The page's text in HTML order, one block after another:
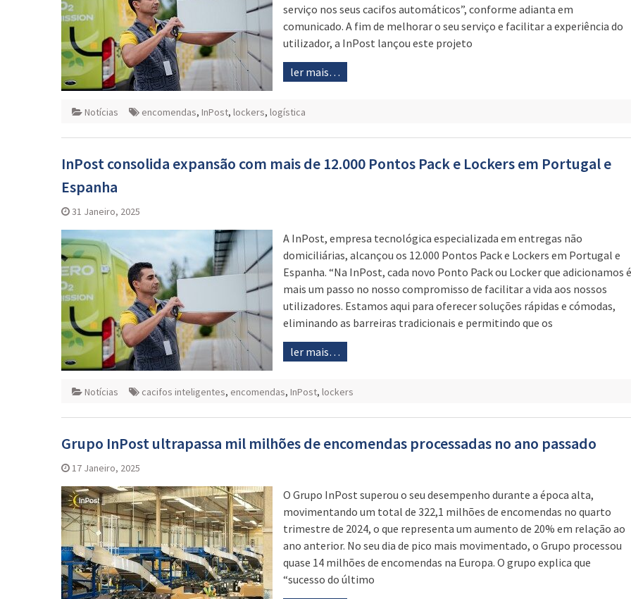
serviço nos seus cacifos automáticos”, conforme adianta em
comunicado. A fim de melhorar o seu serviço e facilitar a experiência do
utilizador, a InPost lançou este projeto
ler mais…
Notícias encomendas, InPost, lockers, logística
InPost consolida expansão com mais de 12.000 Pontos Pack e Lockers em Portugal e
Espanha
31 Janeiro, 2025
A InPost, empresa tecnológica especializada em entregas não
domiciliárias, alcançou os 12.000 Pontos Pack e Lockers em Portugal e
Espanha. “Na InPost, cada novo Ponto Pack ou Locker que adicionamos é
mais um passo no nosso compromisso de facilitar a vida aos nossos
utilizadores. Estamos aqui para oferecer soluções rápidas e cómodas,
eliminando as barreiras tradicionais e permitindo que os
ler mais…
Notícias cacifos inteligentes, encomendas, InPost, lockers
Grupo InPost ultrapassa mil milhões de encomendas processadas no ano passado
17 Janeiro, 2025
O Grupo InPost superou o seu desempenho durante a época alta,
movimentando um total de 322,1 milhões de encomendas no quarto
trimestre de 2024, o que representa um aumento de 20% em relação ao
ano anterior. No seu dia de pico mais movimentado, o Grupo processou
quase 14 milhões de encomendas na Europa. O grupo explica que
“sucesso do último